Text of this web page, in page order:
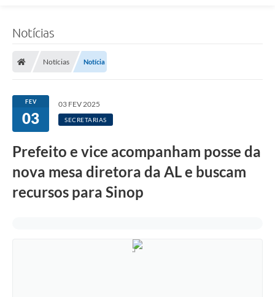
Notícias
Notícias Notícia
FEV
03
03 FEV 2025
SECRETARIAS
Prefeito e vice acompanham posse da
nova mesa diretora da AL e buscam
recursos para Sinop